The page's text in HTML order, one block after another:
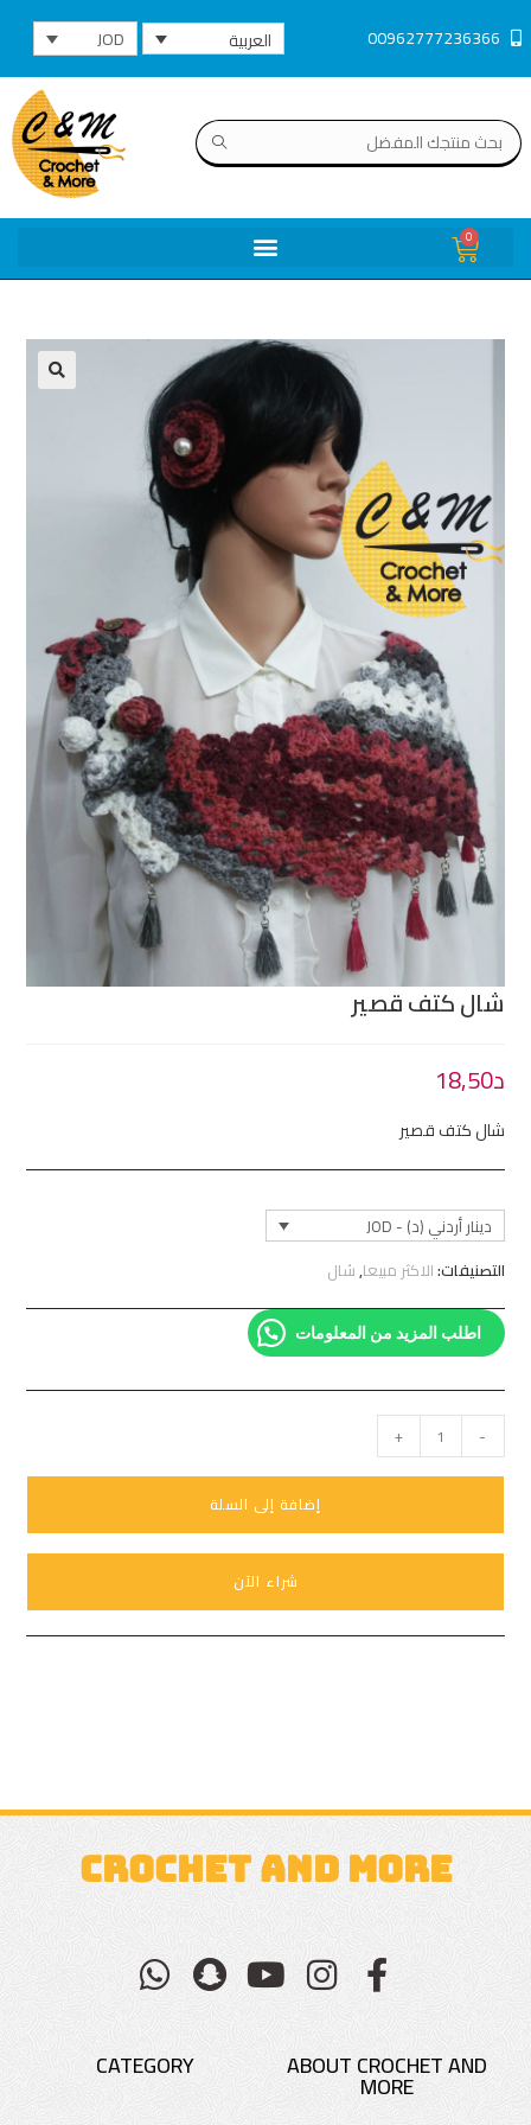
00962777236366 العربية JOD
0
شال كتف قصير
د18,50
شال كتف قصير
دينار أردني (د) - JOD
التصنيفات:الاكثر مبيعا,شال
اطلب المزيد من المعلومات
-
+
إضافة إلى السلة
شراء الآن
CROCHET AND MORE
ABOUT CROCHET AND
MORE
CATEGORY